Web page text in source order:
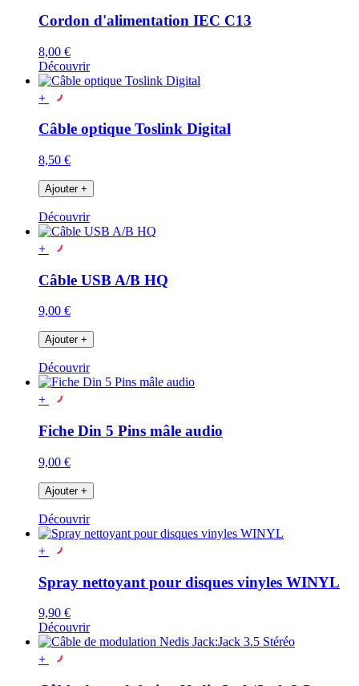
Cordon d'alimentation IEC C13
8,00 €
Découvrir
+
Câble optique Toslink Digital
8,50 €
Ajouter +
Découvrir
+
Câble USB A/B HQ
9,00 €
Ajouter +
Découvrir
+
Fiche Din 5 Pins mâle audio
9,00 €
Ajouter +
Découvrir
+
Spray nettoyant pour disques vinyles WINYL
9,90 €
Découvrir
+